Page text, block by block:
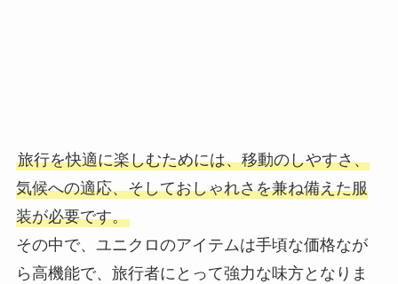
旅行を快適に楽しむためには、移動のしやすさ、
気候への適応、そしておしゃれさを兼ね備えた服
装が必要です。
その中で、ユニクロのアイテムは手頃な価格なが
ら高機能で、旅行者にとって強力な味方となりま